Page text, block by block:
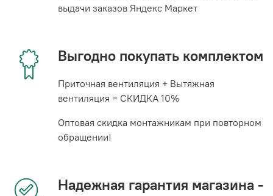
выдачи заказов Яндекс Маркет
Выгодно покупать комплектом
Приточная вентиляция + Вытяжная
вентиляция = СКИДКА 10%
Оптовая скидка монтажникам при повторном
обращении!
Надежная гарантия магазина -